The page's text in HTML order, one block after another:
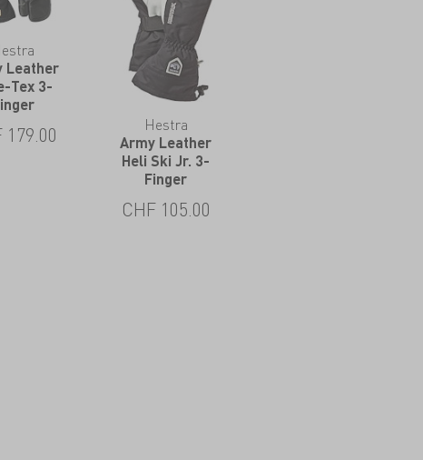
Leather
Tex 3-
179.00 Hestra
Army Leather
Heli Ski Jr. 3-
Finger
CHF 105.00